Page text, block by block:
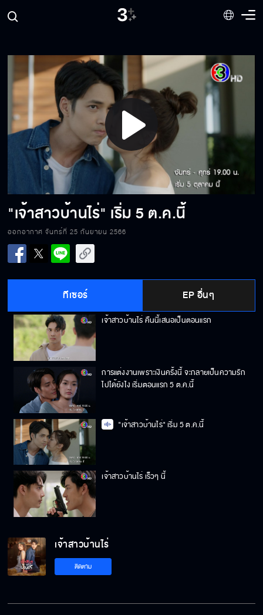
Play
Video
"เจ้าสาวบ้านไร่" เริ่ม 5 ต.ค.นี้
ออกอากาศ จันทร์ที่ 25 กันยายน 2566
ทีเซอร์ EP อื่นๆ
จากนี้ไปคุณเป็นเมียถูกต้องตามกฎหมายแล้วนะ
เรามีเรื่องต้องคุยกันหน่อย
เสร็จฉันแน่!!
คนแบบนี้ใครกล้าเอาทำผัวด้วยหรอ
ผมอยากรู้จักพิม!!
เจ้าสาวบ้านไร่ คืนนี้เสนอเป็นตอนแรก
การแต่งงานเพราะเงินครั้งนี้ จะกลายเป็นความรัก
ไปได้ยังไง เริ่มตอนแรก 5 ต.ค.นี้
"เจ้าสาวบ้านไร่" เริ่ม 5 ต.ค.นี้
เจ้าสาวบ้านไร่ เร็วๆ นี้
เจ้าสาวบ้านไร่
ติดตาม